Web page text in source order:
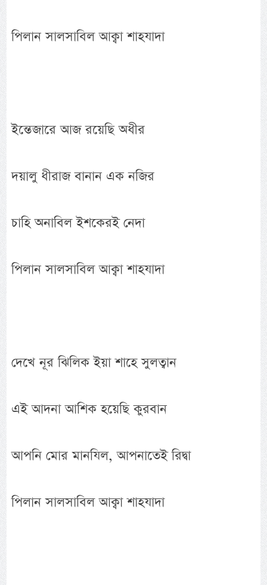
পিলান সালসাবিল আক্বা শাহযাদা
ইন্তেজারে আজ রয়েছি অধীর
দয়ালু ধীরাজ বানান এক নজির
চাহি অনাবিল ইশকেরই নেদা
পিলান সালসাবিল আক্বা শাহযাদা
দেখে নূর ঝিলিক ইয়া শাহে সুলত্বান
এই আদনা আশিক হয়েছি কুরবান
আপনি মোর মানযিল, আপনাতেই রিদ্বা
পিলান সালসাবিল আক্বা শাহযাদা